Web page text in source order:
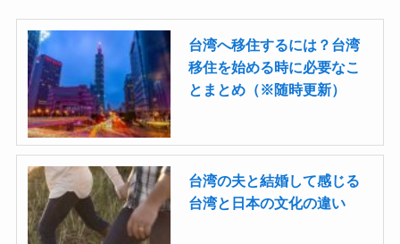
台湾へ移住するには？台湾
移住を始める時に必要なこ
とまとめ（※随時更新）
台湾の夫と結婚して感じる
台湾と日本の文化の違い